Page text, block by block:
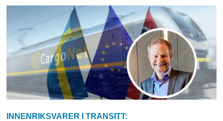
INNENRIKSVARER I TRANSITT: